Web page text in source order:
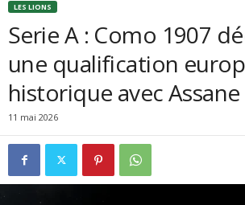
LES LIONS
Serie A : Como 1907
une qualification
historique avec
11 mai 2026